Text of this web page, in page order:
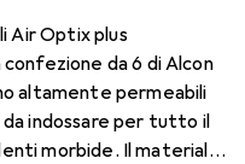
Air Optix plus
da 6 di Alcon
altamente permeabili
da indossare per tutto il
morbide. Il materiale